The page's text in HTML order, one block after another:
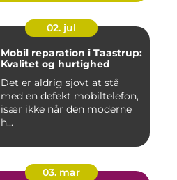
02. jul
Mobil reparation i Taastrup:
Kvalitet og hurtighed
Det er aldrig sjovt at stå
med en defekt mobiltelefon,
især ikke når den moderne
h...
03. mar